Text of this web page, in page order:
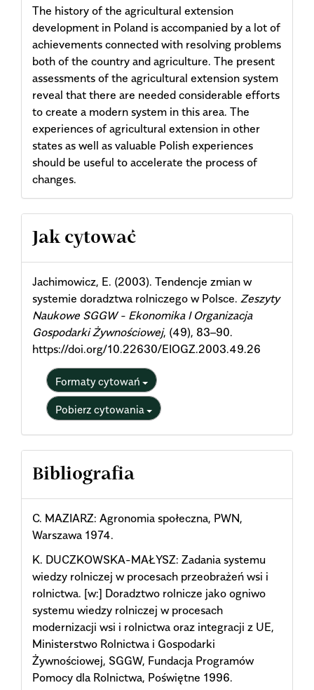
The history of the agricultural extension
development in Poland is accompanied by a lot of
achievements connected with resolving problems
both of the country and agriculture. The present
assessments of the agricultural extension system
reveal that there are needed considerable efforts
to create a modern system in this area. The
experiences of agricultural extension in other
states as well as valuable Polish experiences
should be useful to accelerate the process of
changes.
Article
Details
Jak cytować
Jachimowicz, E. (2003). Tendencje zmian w
systemie doradztwa rolniczego w Polsce. Zeszyty
Naukowe SGGW - Ekonomika I Organizacja
Gospodarki Żywnościowej, (49), 83–90.
https://doi.org/10.22630/EIOGZ.2003.49.26
Formaty cytowań
Pobierz cytowania
Bibliografia
C. MAZIARZ: Agronomia społeczna, PWN,
Warszawa 1974.
K. DUCZKOWSKA-MAŁYSZ: Zadania systemu
wiedzy rolniczej w procesach przeobrażeń wsi i
rolnictwa. [w:] Doradztwo rolnicze jako ogniwo
systemu wiedzy rolniczej w procesach
modernizacji wsi i rolnictwa oraz integracji z UE,
Ministerstwo Rolnictwa i Gospodarki
Żywnościowej, SGGW, Fundacja Programów
Pomocy dla Rolnictwa, Poświętne 1996.